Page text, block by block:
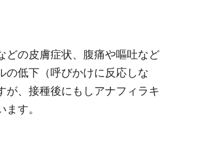
どの皮膚症状、腹痛や嘔吐など
の低下（呼びかけに反応しな
が、接種後にもしアナフィラキ
す。